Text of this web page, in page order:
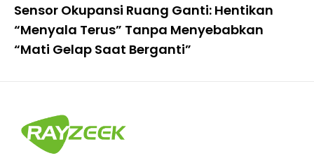
Sensor Okupansi Ruang Ganti: Hentikan
“Menyala Terus” Tanpa Menyebabkan
“Mati Gelap Saat Berganti”